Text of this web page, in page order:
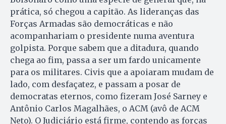
prática, só chegou a capitão. As lideranças das
Forças Armadas são democráticas e não
acompanhariam o presidente numa aventura
golpista. Porque sabem que a ditadura, quando
chega ao fim, passa a ser um fardo unicamente
para os militares. Civis que a apoiaram mudam de
lado, com desfaçatez, e passam a posar de
democratas eternos, como fizeram José Sarney e
Antônio Carlos Magalhães, o ACM (avô de ACM
Neto). O Judiciário está firme, contendo as forças